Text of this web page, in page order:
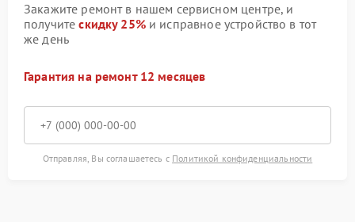
Закажите ремонт в нашем сервисном центре, и
получитескидку 25%и исправное устройство в тот
же день
Гарантия на ремонт 12 месяцев
Отправляя, Вы соглашаетесь с Политикой конфиденциальности